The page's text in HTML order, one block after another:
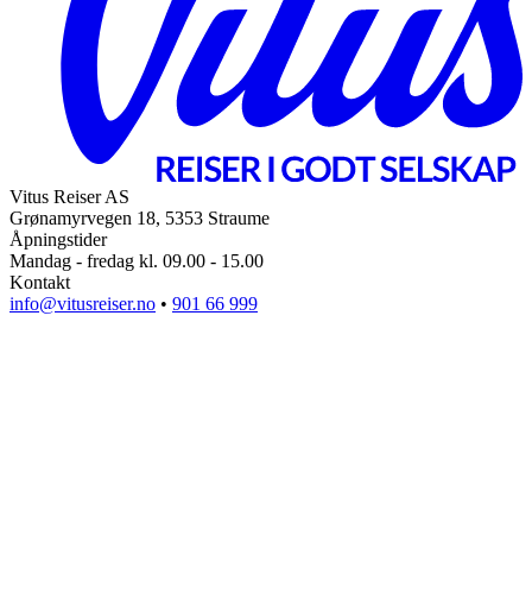
Vitus Reiser AS
Grønamyrvegen 18, 5353 Straume
Åpningstider
Mandag - fredag kl. 09.00 - 15.00
Kontakt
info@vitusreiser.no • 901 66 999